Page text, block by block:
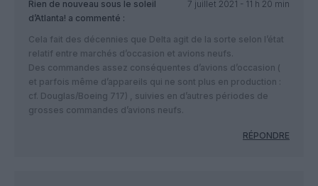
Rien de nouveau sous le soleil
d’Atlanta! a commenté :
7 juillet 2021 - 11 h 20 min
Cela fait des décennies que Delta agit de la sorte selon l’état
relatif entre marchés d’occasion et avions neufs.
Des commandes assez conséquentes d’avions d’occasion (
et parfois même d’appareils qui ne sont plus en production :
cf. Douglas/Boeing 717) , suivies en d’autres périodes de
grosses commandes d’avions neufs.
RÉPONDRE